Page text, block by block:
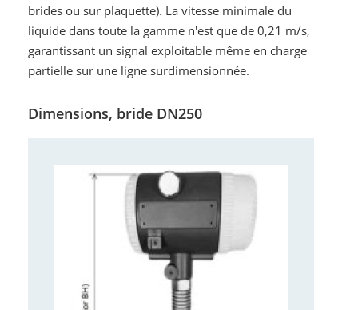
brides ou sur plaquette). La vitesse minimale du
liquide dans toute la gamme n'est que de 0,21 m/s,
garantissant un signal exploitable même en charge
partielle sur une ligne surdimensionnée.
Dimensions, bride DN250